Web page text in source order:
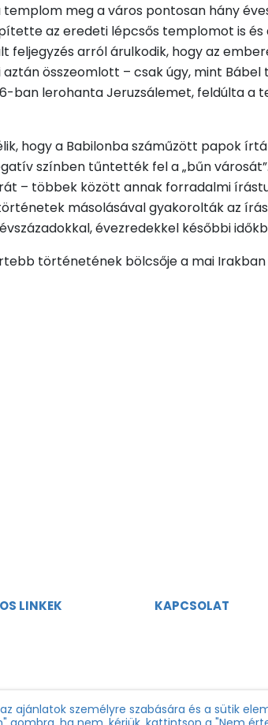
meg a város pontosan hány
az eredeti lépcsős templomot is
feljegyzés arról árulkodik, hogy az
összeomlott – csak úgy, mint Bábel
ban lerohanta Jeruzsálemet, feldúlta a
hogy a Babilonba száműzött papok
színben tűntették fel a „bűn
– többek között annak forradalmi
másolásával gyakorolták az
évezredekkel későbbi
történetének bölcsője a mai
LINKEK KAPCSOLAT
ajánlatok személyre szabására és a sütik